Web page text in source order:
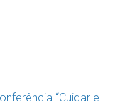
“Cuidar e